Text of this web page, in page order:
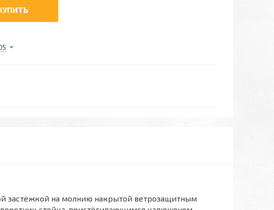
застёжкой на молнию накрытой ветрозащитным